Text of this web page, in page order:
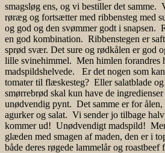
smagsløg ens, og vi bestiller det samme.
røræg og fortsætter med ribbensteg med
og god og den svømmer godt i snapsen.
en god kombination. Ribbenstegen er
sprød svær. Det sure og rødkålen er god
lille svinehimmel. Men himlen forandres
madspildshelvede. Er det nogen som
tomater til flæskesteg? Eller salatblade
smørrebrød skal kun have de
unødvendig pynt. Det samme er for ålen,
agurker og salat. Vi sender jo tilbage
kommer ud! Unødvendigt madspild!
glæden med smagen af maden, den er i
både deres røgede lammelår og roastbeef